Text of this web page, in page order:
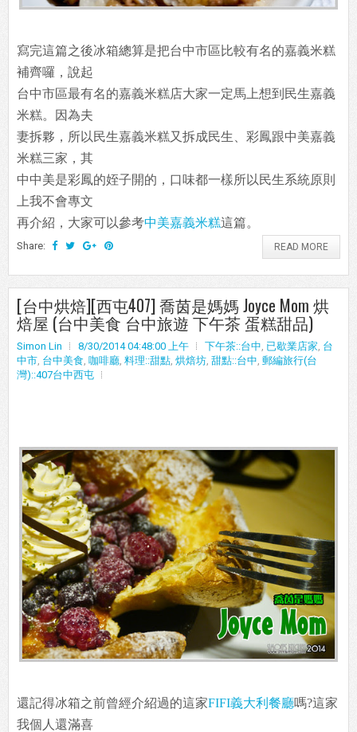
寫完這篇之後冰箱總算是把台中市區比較有名的嘉義米糕
補齊囉，說起
台中市區最有名的嘉義米糕店大家一定馬上想到民生嘉義
米糕。因為夫
妻拆夥，所以民生嘉義米糕又拆成民生、彩鳳跟中美嘉義
米糕三家，其
中中美是彩鳳的姪子開的，口味都一樣所以民生系統原則
上我不會專文
再介紹，大家可以參考中美嘉義米糕這篇。
Share: READ MORE
[台中烘焙][西屯407] 喬茵是媽媽 Joyce Mom 烘
焙屋 (台中美食 台中旅遊 下午茶 蛋糕甜品)
Simon Lin 8/30/2014 04:48:00 上午 下午茶::台中 已歇業店家 台
中市 台中美食 咖啡廳 料理::甜點 烘焙坊 甜點::台中 郵編旅行(台
灣)::407台中西屯
還記得冰箱之前曾經介紹過的這家FIFI義大利餐廳嗎?這家
我個人還滿喜